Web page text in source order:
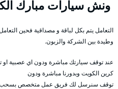
ونش سيارات مبارك
التعامل يتم بكل لباقة و مصداقية فحين
وطيدة بين الشركة والزبون.
عند توقف سيارتك مباشرة ودون اي عصبية او
كرين الكويت وبدورنا مباشرة ودون
توقف سنرسل لك فريق عمل متخصص بسحب